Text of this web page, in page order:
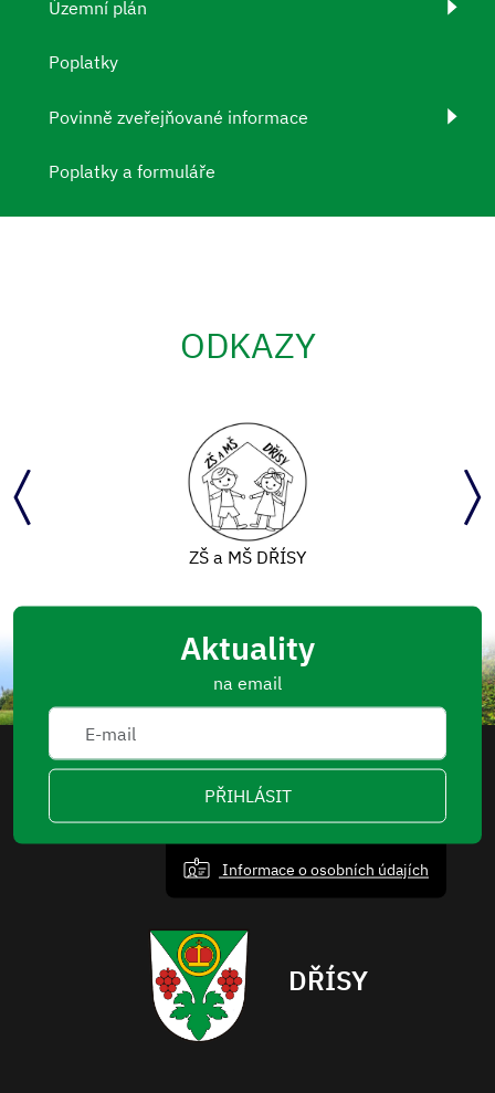
Územní plán
Poplatky
Povinně zveřejňované informace
Poplatky a formuláře
ODKAZY
ZŠ a MŠ DŘÍSY
Aktuality
na email
PŘIHLÁSIT
Informace o osobních údajích
DŘÍSY